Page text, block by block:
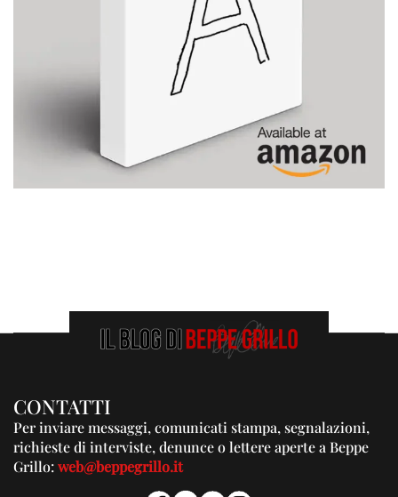
CONTATTI
Per inviare messaggi, comunicati stampa, segnalazioni,
richieste di interviste, denunce o lettere aperte a Beppe
Grillo:web@beppegrillo.it